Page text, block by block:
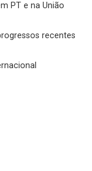
PT e na União
recentes